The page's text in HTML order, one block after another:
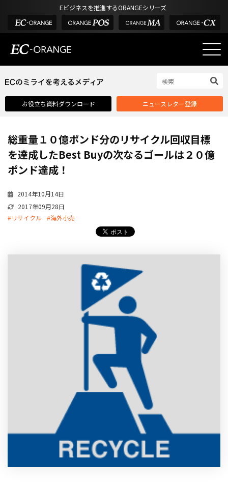
Eビジネスを推進するORANGEシリーズ
選ばれる理由
課題解決例
機能一覧
インフラ環境・サポート
費用
ショッピングモール型 EC
マルチテナント、マルチブランドなど
補助金活用支援
お役立ち資料ダウンロード ニュースレター登録
総重量１０億ポンド分のリサイクル回収目標
を達成したBest Buyの次なるゴールは２０億
ポンド達成！
2014年10月14日
2017年09月28日
#リサイクル
#海外小売